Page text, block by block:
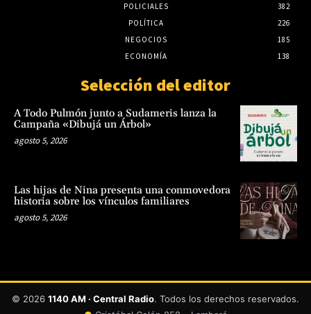
POLICIALES
382
POLÍTICA
226
NEGOCIOS
185
ECONOMÍA
138
Selección del editor
A Todo Pulmón junto a Sudameris lanza la
Campaña «Dibujá un Árbol»
agosto 5, 2026
Las hijas de Nina presenta una conmovedora
historia sobre los vínculos familiares
agosto 5, 2026
© 2026 1140 AM · Central Radio. Todos los derechos reservados.